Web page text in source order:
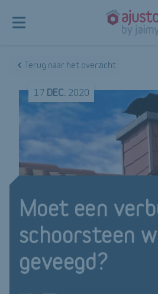
Terug naar het overzicht
17 DEC. 2020
Moet een
schoorsteen
geveegd?